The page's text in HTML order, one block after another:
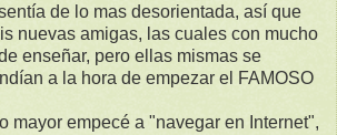
de lo mas desorientada, así que
nuevas amigas, las cuales con mucho
enseñar, pero ellas mismas se
a la hora de empezar el FAMOSO
mayor empecé a "navegar en Internet",